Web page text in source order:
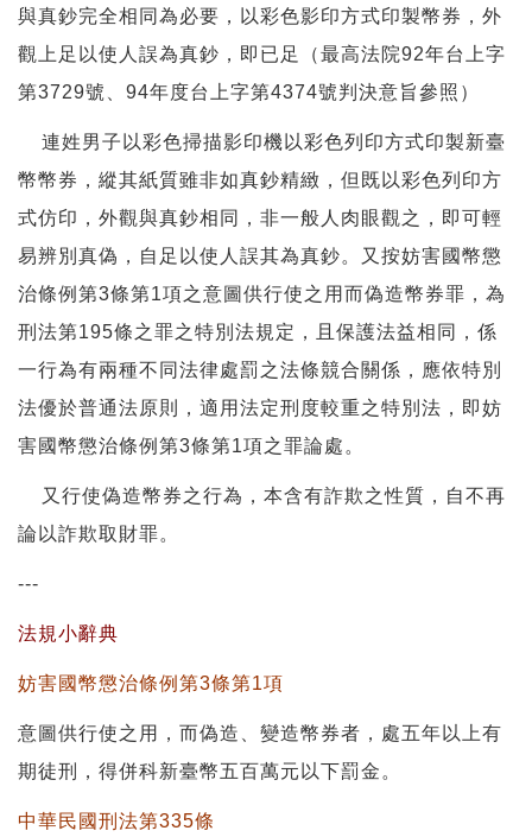
與真鈔完全相同為必要，以彩色影印方式印製幣券，外
觀上足以使人誤為真鈔，即已足（最高法院92年台上字
第3729號、94年度台上字第4374號判決意旨參照）
連姓男子以彩色掃描影印機以彩色列印方式印製新臺
幣幣券，縱其紙質雖非如真鈔精緻，但既以彩色列印方
式仿印，外觀與真鈔相同，非一般人肉眼觀之，即可輕
易辨別真偽，自足以使人誤其為真鈔。又按妨害國幣懲
治條例第3條第1項之意圖供行使之用而偽造幣券罪，為
刑法第195條之罪之特別法規定，且保護法益相同，係
一行為有兩種不同法律處罰之法條競合關係，應依特別
法優於普通法原則，適用法定刑度較重之特別法，即妨
害國幣懲治條例第3條第1項之罪論處。
又行使偽造幣券之行為，本含有詐欺之性質，自不再
論以詐欺取財罪。
---
法規小辭典
妨害國幣懲治條例第3條第1項
意圖供行使之用，而偽造、變造幣券者，處五年以上有
期徒刑，得併科新臺幣五百萬元以下罰金。
中華民國刑法第335條